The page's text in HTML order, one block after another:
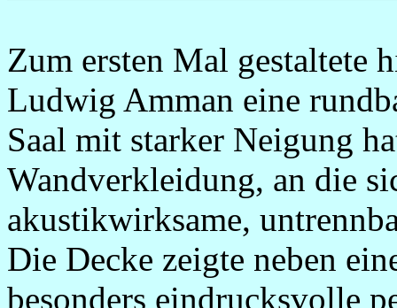
Zum ersten Mal gestaltete
Ludwig Amman eine
Saal mit starker Neigung
Wandverkleidung, an die
akustikwirksame,
Die Decke zeigte neben
besonders eindrucksvolle